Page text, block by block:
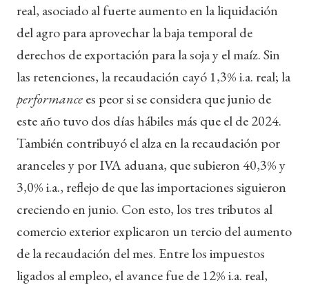
real, asociado al fuerte aumento en la liquidación
del agro para aprovechar la baja temporal de
derechos de exportación para la soja y el maíz. Sin
las retenciones, la recaudación cayó 1,3% i.a. real; la
performancees peor si se considera que junio de
este año tuvo dos días hábiles más que el de 2024.
También contribuyó el alza en la recaudación por
aranceles y por IVA aduana, que subieron 40,3% y
3,0% i.a., reflejo de que las importaciones siguieron
creciendo en junio. Con esto, los tres tributos al
comercio exterior explicaron un tercio del aumento
de la recaudación del mes. Entre los impuestos
ligados al empleo, el avance fue de 12% i.a. real,